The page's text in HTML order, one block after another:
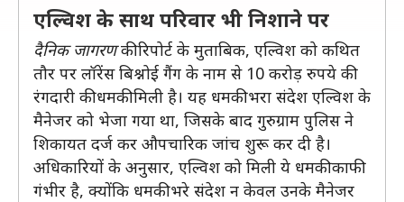
एल्विश के साथ परिवार भी निशाने पर
दैनिक जागरणकी रिपोर्ट के मुताबिक, एल्विश को कथित
तौर पर लॉरेंस बिश्नोई गैंग के नाम से 10 करोड़ रुपये की
रंगदारी की धमकी मिली है। यह धमकी भरा संदेश एल्विश के
मैनेजर को भेजा गया था, जिसके बाद गुरुग्राम पुलिस ने
शिकायत दर्ज कर औपचारिक जांच शुरू कर दी है।
अधिकारियों के अनुसार, एल्विश को मिली ये धमकी काफी
गंभीर है, क्योंकि धमकी भरे संदेश न केवल उनके मैनेजर